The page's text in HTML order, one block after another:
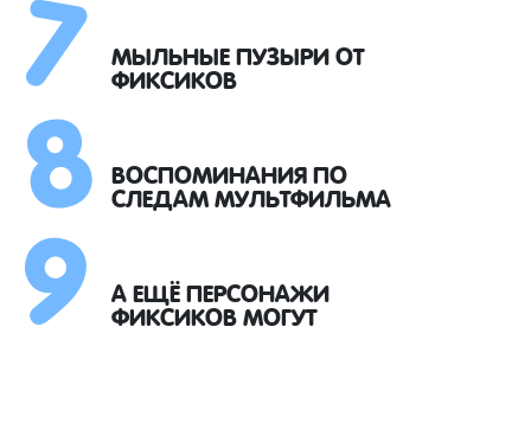
МЫЛЬНЫЕ ПУЗЫРИ ОТ
ФИКСИКОВ
ВОСПОМИНАНИЯ ПО
СЛЕДАМ МУЛЬТФИЛЬМА
А ЕЩЁ ПЕРСОНАЖИ
ФИКСИКОВ МОГУТ